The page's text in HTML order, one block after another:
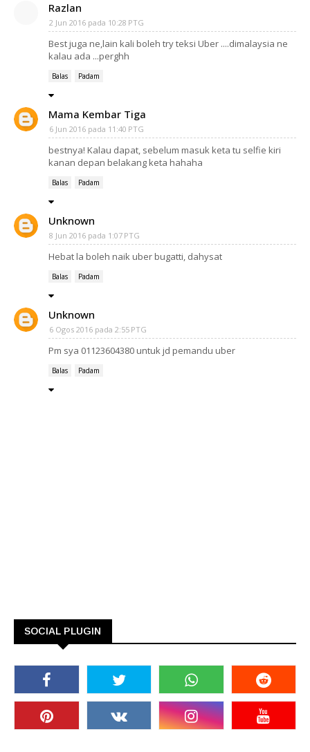
Razlan
2 Jun 2016 pada 10:28 PTG
Best juga ne,lain kali boleh try teksi Uber ....dimalaysia ne
kalau ada ...perghh
Balas Padam
Mama Kembar Tiga
6 Jun 2016 pada 11:40 PTG
bestnya! Kalau dapat, sebelum masuk keta tu selfie kiri
kanan depan belakang keta hahaha
Balas Padam
Unknown
8 Jun 2016 pada 1:07 PTG
Hebat la boleh naik uber bugatti, dahysat
Balas Padam
Unknown
6 Ogos 2016 pada 2:55 PTG
Pm sya 01123604380 untuk jd pemandu uber
Balas Padam
SOCIAL PLUGIN